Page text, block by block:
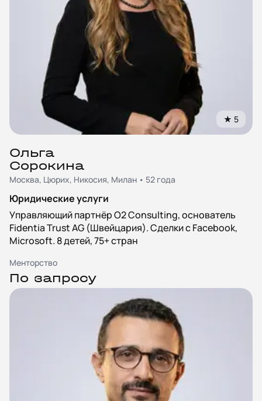
★ 5
Ольга
Сорокина
Москва, Цюрих, Никосия, Милан • 52 года
Юридические услуги
Управляющий партнёр O2 Consulting, основатель
Fidentia Trust AG (Швейцария). Сделки с Facebook,
Microsoft. 8 детей, 75+ стран
Менторство
По запросу